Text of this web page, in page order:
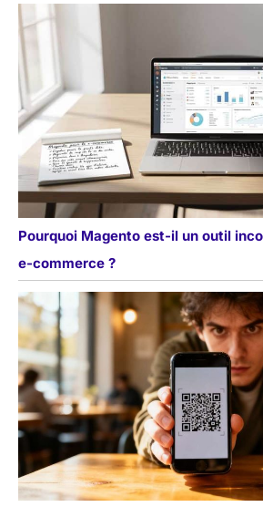
Pourquoi Magento est-il un outil
e-commerce ?